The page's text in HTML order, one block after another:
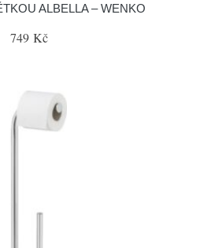
ALBELLA – WENKO
749 Kč